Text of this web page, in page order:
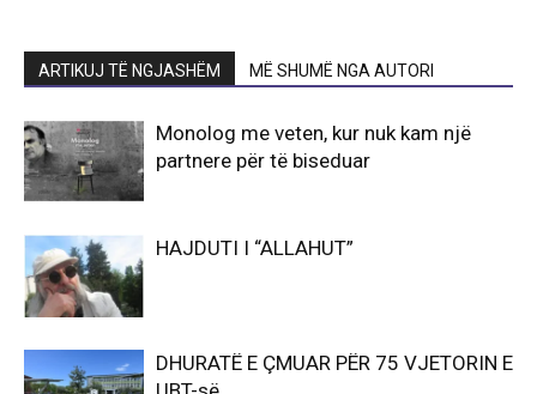
ARTIKUJ TË NGJASHËM MË SHUMË NGA AUTORI
Monolog me veten, kur nuk kam një
partnere për të biseduar
HAJDUTI I “ALLAHUT”
DHURATË E ÇMUAR PËR 75 VJETORIN E